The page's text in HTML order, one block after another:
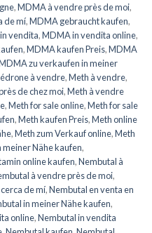
,MDMA à vendre près de moi,
de mí,MDMA gebraucht kaufen,
vendita,MDMA in vendita online,
,MDMA kaufen Preis,MDMA
zu verkaufen in meiner
à vendre,Meth à vendre,
de chez moi,Meth à vendre
,Meth for sale online,Meth for sale
,Meth kaufen Preis,Meth online
,Meth zum Verkauf online,Meth
Nähe kaufen,
online kaufen,Nembutal à
à vendre près de moi,
de mí,Nembutal en venta en
in meiner Nähe kaufen,
online,Nembutal in vendita